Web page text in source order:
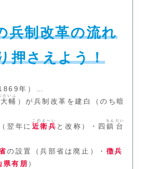
兵制改革の流れ
押さえよう！
年）…
輔
たいふ
）が兵制改革を建白（のち暗
翌年に 近衛兵
このえへい
と改称）・四 鎮台
ちんだい
の設置（兵部省は廃止）・ 徴兵
県有朋 ）